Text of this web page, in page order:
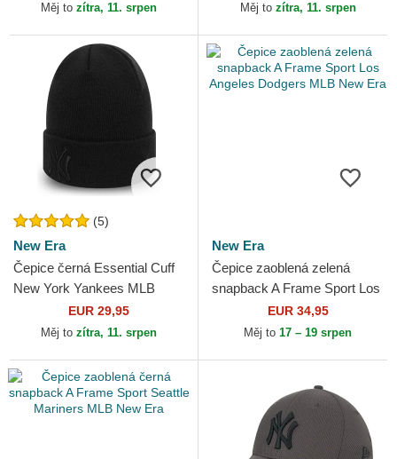
Yankees MLB New Era
Měj to zítra, 11. srpen
MLB New Era
Měj to zítra, 11. srpen
(5)
New Era
Čepice černá Essential Cuff
New York Yankees MLB
EUR 29,95
Měj to zítra, 11. srpen
New Era
Čepice zaoblená zelená
snapback A Frame Sport Los
Angeles Dodgers MLB New
EUR 34,95
Měj to 17 – 19 srpen